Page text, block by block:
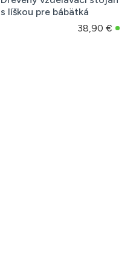
s líškou pre bábätká
38,90 €